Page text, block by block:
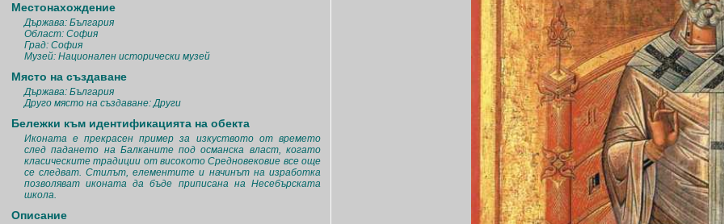
Местонахождение
Държава: България
Област: София
Град: София
Музей: Национален исторически музей
Място на създаване
Държава: България
Друго място на създаване: Други
Бележки към идентификацията на обекта
Иконата е прекрасен пример за изкуството от времето
след падането на Балканите под османска власт, когато
класическите традиции от високото Средновековие все още
се следват. Стилът, елементите и начинът на изработка
позволяват иконата да бъде приписана на Несебърската
школа.
Описание